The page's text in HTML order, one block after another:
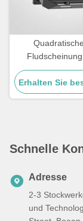
bis 45 °C
Erhalten Sie
Schnelle
Adresse
2-3
und